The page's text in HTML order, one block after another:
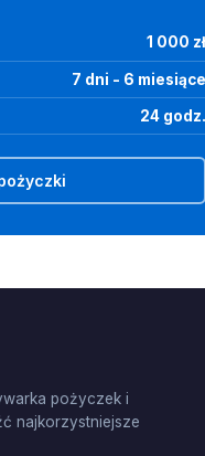
1 000 zł
7 dni - 6 miesiące
24 godz.
pożyczek i
najkorzystniejsze